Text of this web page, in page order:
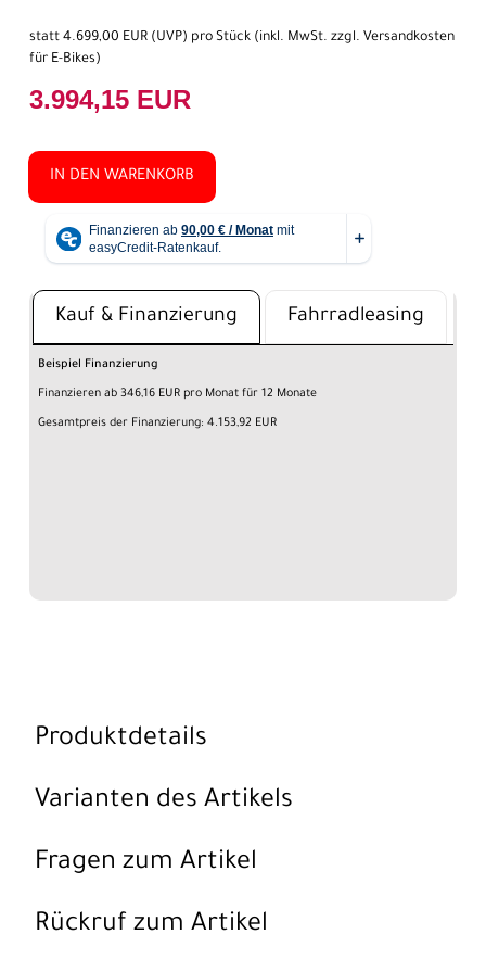
statt 4.699,00 EUR (UVP) pro Stück (inkl. MwSt. zzgl. Versandkosten
für E-Bikes)
3.994,15 EUR
IN DEN WARENKORB
Kauf & Finanzierung Fahrradleasing
Beispiel Finanzierung
Finanzieren ab 346,16 EUR pro Monat für 12 Monate
Gesamtpreis der Finanzierung: 4.153,92 EUR
Produktdetails
Varianten des Artikels
Fragen zum Artikel
Rückruf zum Artikel